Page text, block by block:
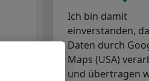
Ich bin damit
einverstanden,
Daten durch
Maps (USA)
und übertragen